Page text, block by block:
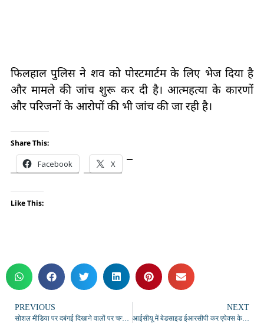
फिलहाल पुलिस ने शव को पोस्टमार्टम के लिए भेज दिया है
और मामले की जांच शुरू कर दी है। आत्महत्या के कारणों
और परिजनों के आरोपों की भी जांच की जा रही है।
Share This:
Facebook X
Like This:
PREVIOUS
सोशल मीडिया पर दबंगई दिखाने वालों पर चन्दौली पुलिस का बड़ा प्रहार, 187 लोगों पर कार्रवाई
NEXT
आईसीयू में बेडसाइड ईआरसीपी कर एपेक्स के डॉ. परिहार ने रचा इतिहास